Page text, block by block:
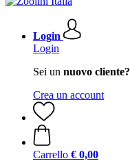
Login
Login
Sei un nuovo cliente?
Crea un account
Carrello € 0,00